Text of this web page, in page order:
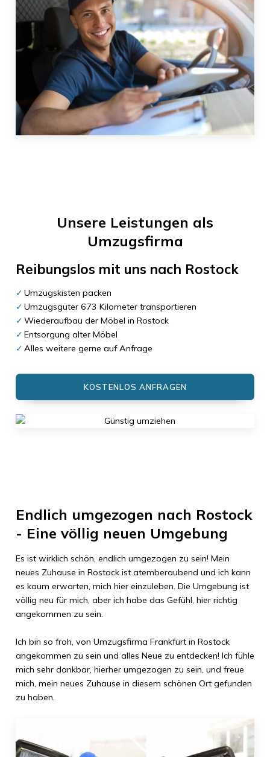
Unsere Leistungen als
Umzugsfirma
Reibungslos mit uns nach Rostock
Umzugskisten packen
Umzugsgüter 673 Kilometer transportieren
Wiederaufbau der Möbel in Rostock
Entsorgung alter Möbel
Alles weitere gerne auf Anfrage
KOSTENLOS ANFRAGEN
Endlich umgezogen nach Rostock
- Eine völlig neuen Umgebung
Es ist wirklich schön, endlich umgezogen zu sein! Mein
neues Zuhause in Rostockist atemberaubend und ich kann
es kaum erwarten, mich hier einzuleben. Die Umgebung ist
völlig neu für mich, aber ich habe das Gefühl, hier richtig
angekommen zu sein.
Ich bin so froh, von Umzugsfirma Frankfurtin Rostock
angekommen zu sein und alles Neue zu entdecken! Ich fühle
mich sehr dankbar, hierher umgezogen zu sein, und freue
mich, mein neues Zuhause in diesem schönen Ort gefunden
zu haben.